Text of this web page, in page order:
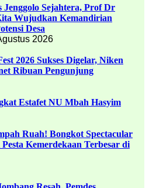
Sejahtera, Prof Dr
Wujudkan Kemandirian
Desa
2026
2026 Sukses Digelar, Niken
Ribuan Pengunjung
Estafet NU Mbah Hasyim
Ruah! Bongkot Spectacular
Kemerdekaan Terbesar di